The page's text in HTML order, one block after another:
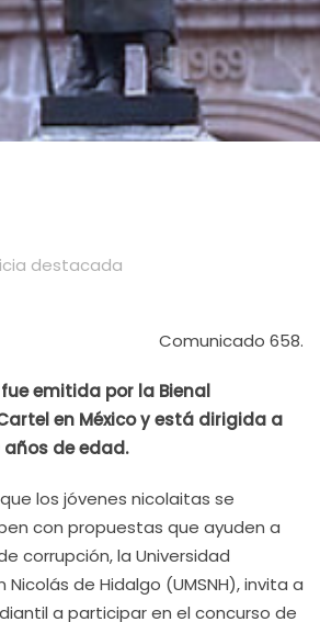
destacada
Comunicado 658.
emitida por la Bienal
en México y está dirigida a
años de edad.
los jóvenes nicolaitas se
con propuestas que ayuden a
corrupción, la Universidad
de Hidalgo (UMSNH), invita a
a participar en el concurso de